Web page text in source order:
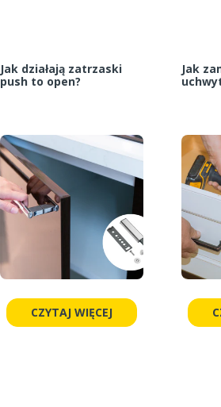
Jak działają zatrzaski
push to open?
CZYTAJ WIĘCEJ
Jak